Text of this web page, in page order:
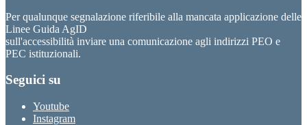
Per qualunque segnalazione riferibile alla mancata applicazione delle
Linee Guida AgID
sull'accessibilità inviare una comunicazione agli indirizzi PEO e
PEC istituzionali.
Seguici su
Youtube
Instagram